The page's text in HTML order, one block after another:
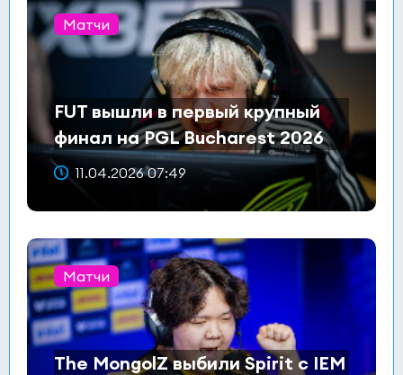
Матчи
FUT вышли в первый крупный
финал на PGL Bucharest 2026
11.04.2026 07:49
Матчи
The MongolZ выбили Spirit с IEM